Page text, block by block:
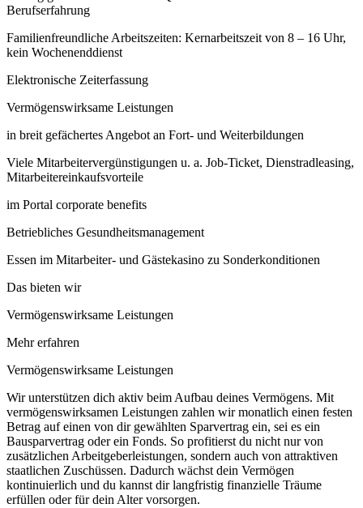
Berufserfahrung
Familienfreundliche Arbeitszeiten: Kernarbeitszeit von 8 – 16 Uhr,
kein Wochenenddienst
Elektronische Zeiterfassung
Vermögenswirksame Leistungen
in breit gefächertes Angebot an Fort- und Weiterbildungen
Viele Mitarbeitervergünstigungen u. a. Job-Ticket, Dienstradleasing,
Mitarbeitereinkaufsvorteile
im Portal corporate benefits
Betriebliches Gesundheitsmanagement
Essen im Mitarbeiter- und Gästekasino zu Sonderkonditionen
Das bieten wir
Vermögenswirksame Leistungen
Mehr erfahren
Vermögenswirksame Leistungen
Wir unterstützen dich aktiv beim Aufbau deines Vermögens. Mit
vermögenswirksamen Leistungen zahlen wir monatlich einen festen
Betrag auf einen von dir gewählten Sparvertrag ein, sei es ein
Bausparvertrag oder ein Fonds. So profitierst du nicht nur von
zusätzlichen Arbeitgeberleistungen, sondern auch von attraktiven
staatlichen Zuschüssen. Dadurch wächst dein Vermögen
kontinuierlich und du kannst dir langfristig finanzielle Träume
erfüllen oder für dein Alter vorsorgen.